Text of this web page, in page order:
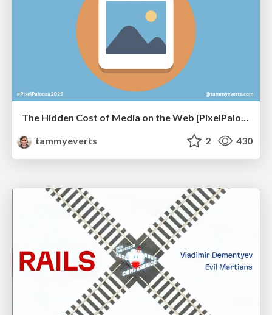
The Hidden Cost of Media on the Web [PixelPalooza 2025]
tammyeverts
2 430